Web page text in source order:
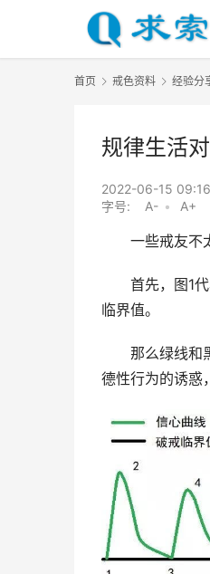
首页 戒色资料 经验分
规律生活
2022-06-15 09:16
字号:
A- • A+
一些戒友不太
首先，图1代
临界值。
那么绿线和黑
德性行为的诱惑